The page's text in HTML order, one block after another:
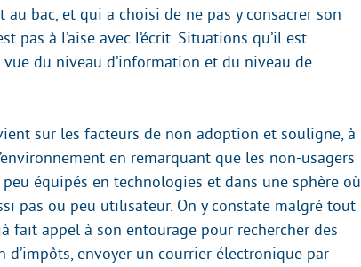
bac, et qui a choisi de ne pas y consacrer son
pas à l’aise avec l’écrit. Situations qu’il est
du niveau d’information et du niveau de
sur les facteurs de non adoption et souligne, à
en remarquant que les non-usagers
équipés en technologies et dans une sphère où
pas ou peu utilisateur. On y constate malgré tout
fait appel à son entourage pour rechercher des
envoyer un courrier électronique par